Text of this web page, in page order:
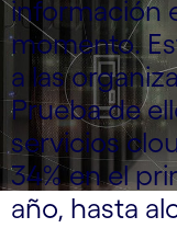
información
momento.
a las
Prueba de
servicios
34% en el
año, hasta